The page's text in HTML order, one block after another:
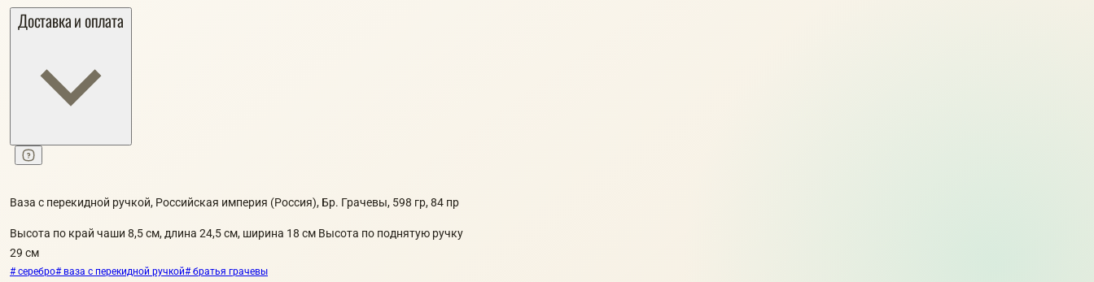
Доставка и оплата
Ваза с перекидной ручкой, Российская империя (Россия), Бр. Грачевы, 598 гр, 84 пр
Высота по край чаши 8,5 см, длина 24,5 см, ширина 18 см Высота по поднятую ручку
29 см
# серебро# ваза с перекидной ручкой# братья грачевы